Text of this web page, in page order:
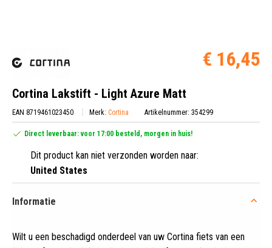
€ 16,45
Cortina Lakstift - Light Azure Matt
EAN 8719461023450 Merk: Cortina Artikelnummer: 354299
Direct leverbaar: voor 17:00 besteld, morgen in huis!
Informatie
Wilt u een beschadigd onderdeel van uw Cortina fiets van een
Dit product kan niet verzonden worden naar:
United States